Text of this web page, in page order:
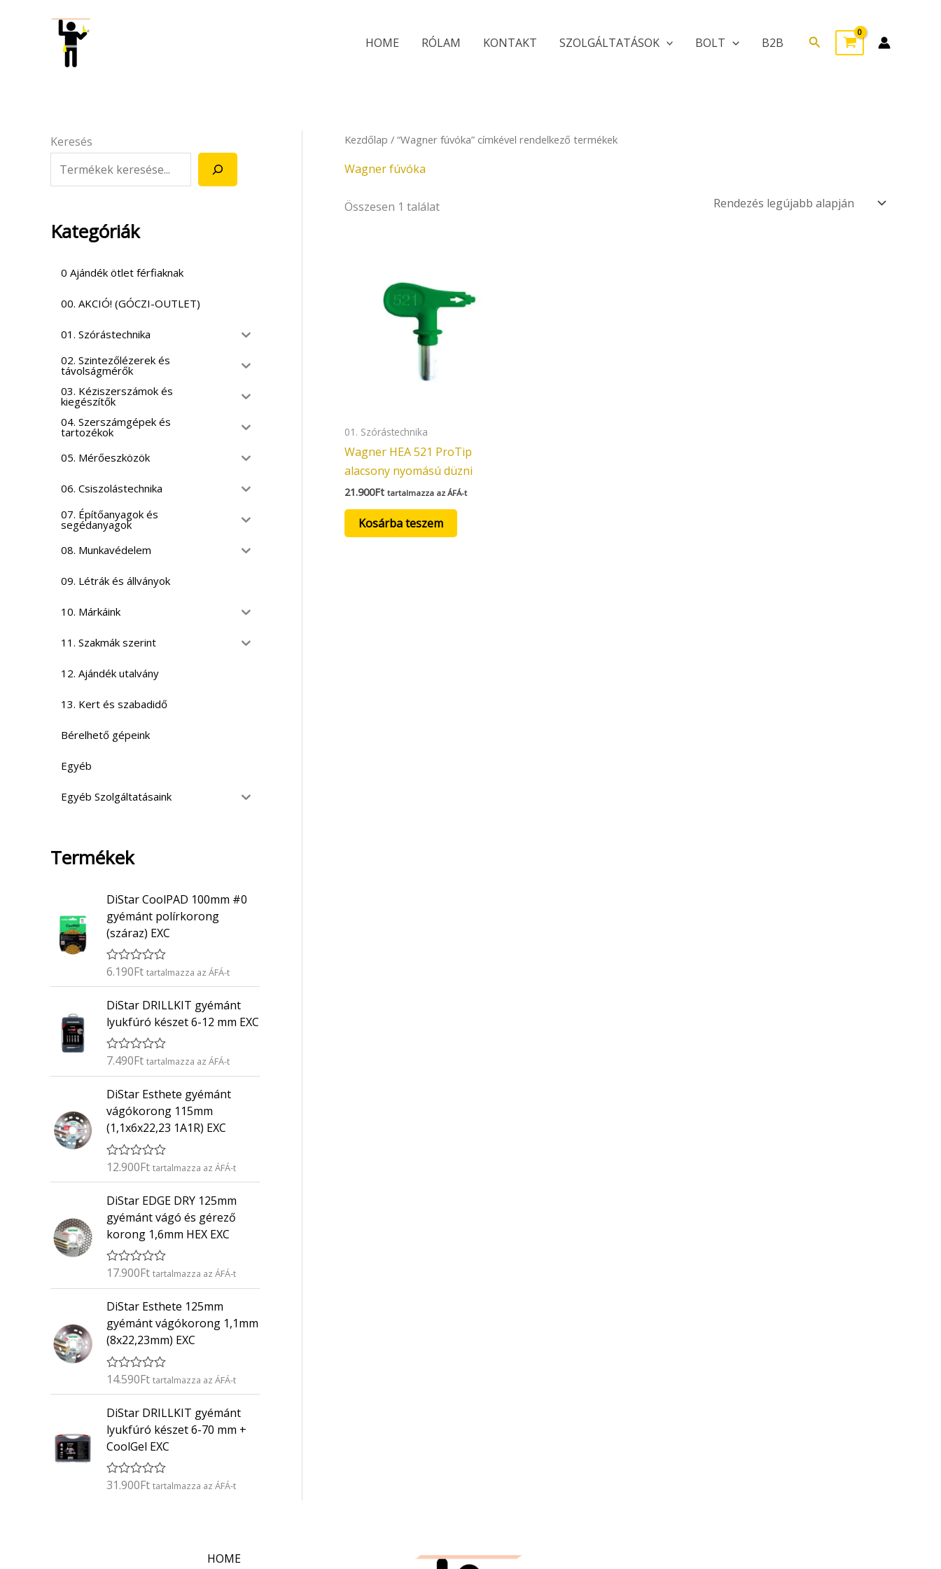
HOME RÓLAM KONTAKT SZOLGÁLTATÁSOK BOLT B2B Search
Keresés
Kategóriák
0 Ajándék ötlet férfiaknak
00. AKCIÓ! (GÓCZI-OUTLET)
01. Szórástechnika
02. Szintezőlézerek és
távolságmérők
03. Kéziszerszámok és
kiegészítők
04. Szerszámgépek és
tartozékok
05. Mérőeszközök
06. Csiszolástechnika
07. Építőanyagok és
segédanyagok
08. Munkavédelem
09. Létrák és állványok
10. Márkáink
11. Szakmák szerint
12. Ajándék utalvány
13. Kert és szabadidő
Bérelhető gépeink
Egyéb
Egyéb Szolgáltatásaink
Termékek
DiStar CoolPAD 100mm #0
gyémánt polírkorong
(száraz) EXC
É
é
k
e
é
s
/
6.190Ft tartalmazza az ÁFÁ-t
DiStar DRILLKIT gyémánt
lyukfúró készet 6-12 mm EXC
É
é
e
l
s
:
0
/
5
7.490Ft tartalmazza az ÁFÁ-t
DiStar Esthete gyémánt
vágókorong 115mm
(1,1x6x22,23 1A1R) EXC
É
é
e
l
s
:
0
/
5
12.900Ft tartalmazza az ÁFÁ-t
DiStar EDGE DRY 125mm
gyémánt vágó és gérező
korong 1,6mm HEX EXC
É
é
e
l
s
0
/
5
17.900Ft tartalmazza az ÁFÁ-t
DiStar Esthete 125mm
gyémánt vágókorong 1,1mm
(8x22,23mm) EXC
É
é
k
e
l
s
:
0
14.590Ft tartalmazza az ÁFÁ-t
DiStar DRILLKIT gyémánt
lyukfúró készet 6-70 mm +
CoolGel EXC
É
31.900Ft tartalmazza az ÁFÁ-t
Kezdőlap / “Wagner fúvóka” címkével rendelkező termékek
Wagner fúvóka
Összesen 1 találat
01. Szórástechnika
Wagner HEA 521 ProTip
alacsony nyomású düzni
21.900Ft tartalmazza az ÁFÁ-t
Kosárba teszem
HOME